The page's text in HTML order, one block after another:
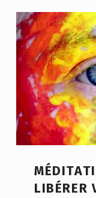
LIBÉRER